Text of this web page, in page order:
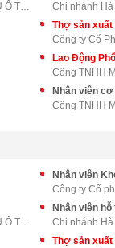
CÔNG TY CỔ PHẦN XUẤT NHẬP KHẨU VÀ DỊCH VỤ Ô TÔ LON
Chi nhánh
Thợ sản xuất
Công ty Cổ
Lao Động
Công TNHH
Nhân viên
Công TNHH
Nhân viên
Công ty Cổ
CÔNG TY CỔ PHẦN XUẤT NHẬP KHẨU VÀ DỊCH VỤ Ô TÔ LON
Nhân viên
Chi nhánh
Thợ sản xuất